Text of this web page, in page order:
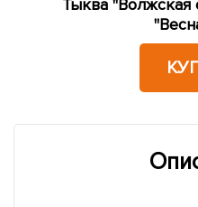
Тыква "Волжская